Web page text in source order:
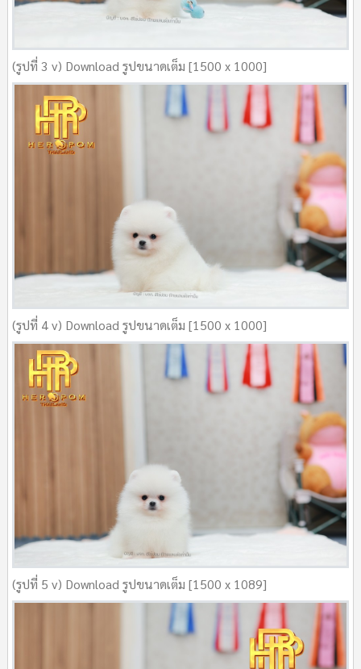
(รูปที่ 3 v) Download รูปขนาดเต็ม [1500 x 1000]
(รูปที่ 4 v) Download รูปขนาดเต็ม [1500 x 1000]
(รูปที่ 5 v) Download รูปขนาดเต็ม [1500 x 1089]